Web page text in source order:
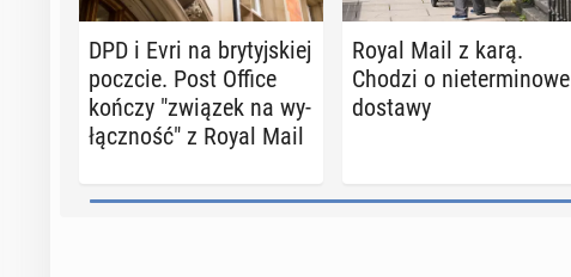
DPD i Evri na bry­tyj­skiej
poczcie. Post Office
kończy "związek na wy­
łącz­ność" z Royal Mail
Royal Mail z karą.
Chodzi o nie­ter­mi­no­we
dostawy